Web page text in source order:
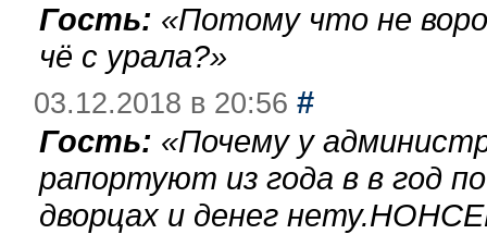
Гость: «Потому что не
чё с урала?»
03.12.2018 в 20:56 #
Гость: «Почему у
рапортуют из года в в год
дворцах и денег